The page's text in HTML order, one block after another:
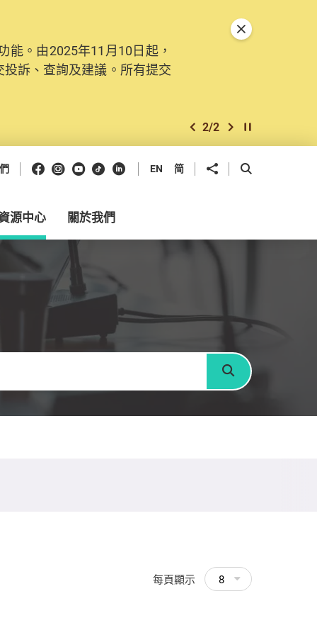
。由2025年11月10日起，
訴、查詢及建議。所有提交
上一個
2/2 下一個開始/暫停幻燈
關閉特別通告
Facebook
Instagram
Youtube
抖音領英 EN 简 分享到 開啟搜尋框
源中心 關於我們
搜尋
每頁顯示 8